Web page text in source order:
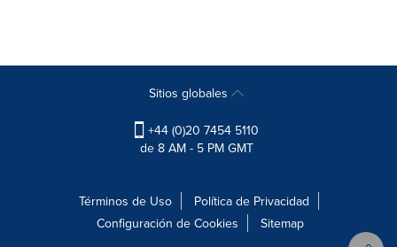
Sitios globales
+44 (0)20 7454 5110
de 8 AM - 5 PM GMT
Términos de Uso
Política de Privacidad
Configuración de Cookies
Sitemap